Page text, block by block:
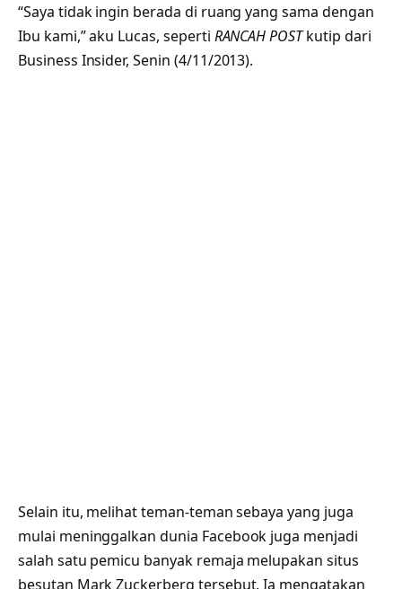
“Saya tidak ingin berada di ruang yang sama dengan
Ibu kami,” aku Lucas, seperti RANCAH POSTkutip dari
Business Insider, Senin (4/11/2013).
Selain itu, melihat teman-teman sebaya yang juga
mulai meninggalkan dunia Facebook juga menjadi
salah satu pemicu banyak remaja melupakan situs
besutan Mark Zuckerberg tersebut. Ia mengatakan